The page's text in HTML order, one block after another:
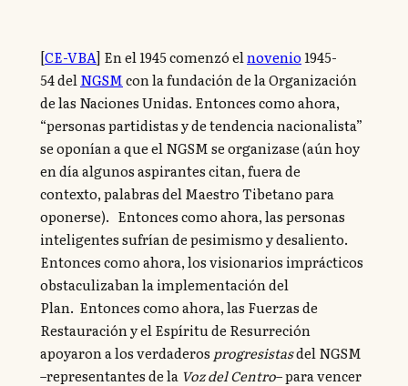
[CE-VBA] En el 1945 comenzó elnovenio1945-
54 del NGSMcon la fundación de la Organización
de las Naciones Unidas. Entonces como ahora,
“personas partidistas y de tendencia nacionalista”
se oponían a que el NGSM se organizase (aún hoy
en día algunos aspirantes citan, fuera de
contexto, palabras del Maestro Tibetano para
oponerse). Entonces como ahora, las personas
inteligentes sufrían de pesimismo y desaliento.
Entonces como ahora, los visionarios imprácticos
obstaculizaban la implementación del
Plan. Entonces como ahora, las Fuerzas de
Restauración y el Espíritu de Resurreción
apoyaron a los verdaderos progresistasdel NGSM
–representantes de la Voz del Centro– para vencer